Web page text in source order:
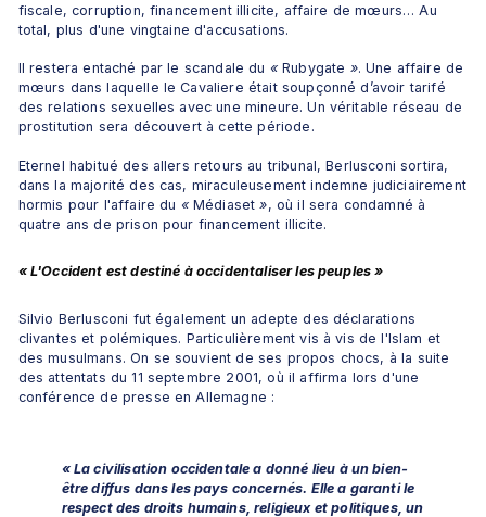
fiscale, corruption, financement illicite, affaire de mœurs… Au
total, plus d'une vingtaine d'accusations.
Il restera entaché par le scandale du « Rubygate ». Une affaire de
mœurs dans laquelle le Cavaliere était soupçonné d’avoir tarifé
des relations sexuelles avec une mineure. Un véritable réseau de
prostitution sera découvert à cette période.
Eternel habitué des allers retours au tribunal, Berlusconi sortira,
dans la majorité des cas, miraculeusement indemne judiciairement
hormis pour l'affaire du « Médiaset », où il sera condamné à
quatre ans de prison pour financement illicite.
« L'Occident est destiné à occidentaliser les peuples »
Silvio Berlusconi fut également un adepte des déclarations
clivantes et polémiques. Particulièrement vis à vis de l'Islam et
des musulmans. On se souvient de ses propos chocs, à la suite
des attentats du 11 septembre 2001, où il affirma lors d'une
conférence de presse en Allemagne :
« La civilisation occidentale a donné lieu à un bien-
être diffus dans les pays concernés. Elle a garanti le
respect des droits humains, religieux et politiques, un